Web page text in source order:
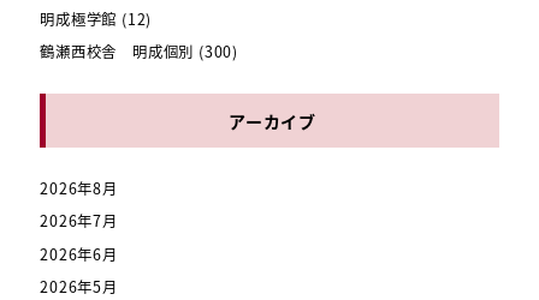
明成極学館 (12)
鶴瀬西校舎 明成個別 (300)
アーカイブ
2026年8月
2026年7月
2026年6月
2026年5月